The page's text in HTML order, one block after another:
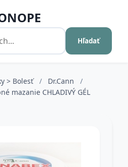
Hľadať
> Bolesť / Dr.Cann
/
mazanie CHLADIVÝ GÉL